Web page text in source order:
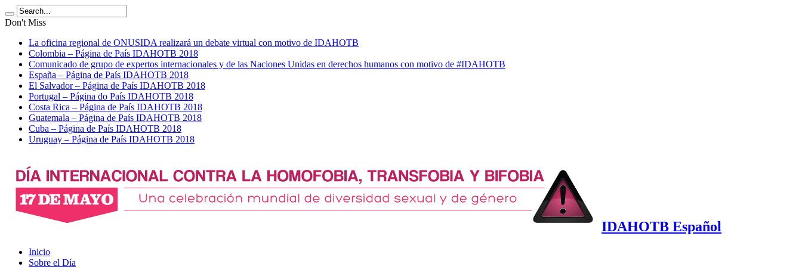
Don't Miss
La oficina regional de ONUSIDA realizará un debate virtual con motivo de IDAHOTB
Colombia – Página de País IDAHOTB 2018
Comunicado de grupo de expertos internacionales y de las Naciones Unidas en derechos humanos con motivo de #IDAHOTB
España – Página de País IDAHOTB 2018
El Salvador – Página de País IDAHOTB 2018
Portugal – Página do País IDAHOTB 2018
Costa Rica – Página de País IDAHOTB 2018
Guatemala – Página de País IDAHOTB 2018
Cuba – Página de País IDAHOTB 2018
Uruguay – Página de País IDAHOTB 2018
IDAHOTB Español
Inicio
Sobre el Día